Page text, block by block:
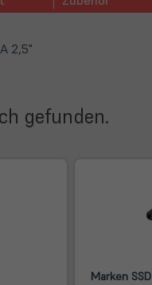
2,5"
gefunden.
Marken SSD